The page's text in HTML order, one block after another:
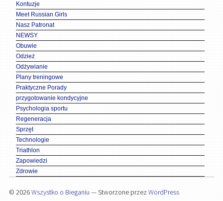
Kontuzje
Meet Russian Girls
Nasz Patronat
NEWSY
Obuwie
Odzież
Odżywianie
Plany treningowe
Praktyczne Porady
przygotowanie kondycyjne
Psychologia sportu
Regeneracja
Sprzęt
Technologie
Triathlon
Zapowiedzi
Zdrowie
© 2026Wszystko o Bieganiu — Stworzone przez WordPress